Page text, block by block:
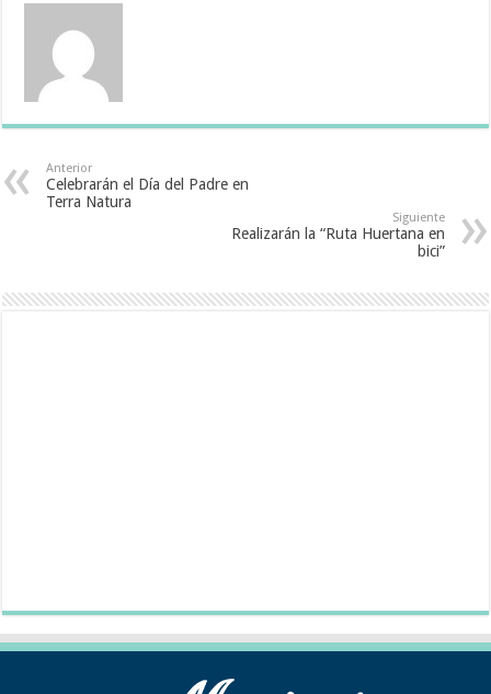
Anterior
Celebrarán el Día del Padre en
Terra Natura
Siguiente
Realizarán la “Ruta Huertana en
bici”